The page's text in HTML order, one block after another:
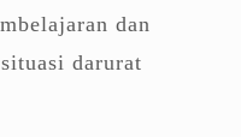
dan
darurat